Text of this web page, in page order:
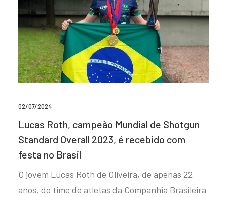
02/07/2024
Lucas Roth, campeão Mundial de Shotgun
Standard Overall 2023, é recebido com
festa no Brasil
O jovem Lucas Roth de Oliveira, de apenas 22
anos, do time de atletas da Companhia Brasileira